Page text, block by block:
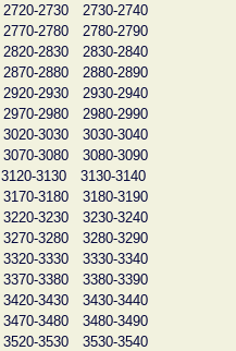
2720-2730
2730-2740
2770-2780
2780-2790
2820-2830
2830-2840
2870-2880
2880-2890
2920-2930
2930-2940
2970-2980
2980-2990
3020-3030
3030-3040
3070-3080
3080-3090
3120-3130
3130-3140
3170-3180
3180-3190
3220-3230
3230-3240
3270-3280
3280-3290
3320-3330
3330-3340
3370-3380
3380-3390
3420-3430
3430-3440
3470-3480
3480-3490
3520-3530
3530-3540